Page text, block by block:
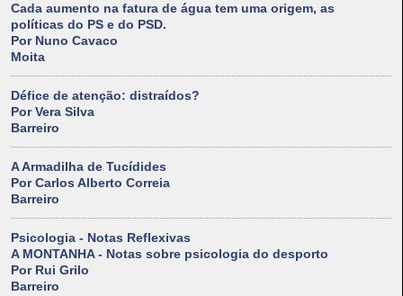
Cada aumento na fatura de água tem uma origem, as
políticas do PS e do PSD.
Por Nuno Cavaco
Moita
Défice de atenção: distraídos?
Por Vera Silva
Barreiro
A Armadilha de Tucídides
Por Carlos Alberto Correia
Barreiro
Psicologia - Notas Reflexivas
A MONTANHA - Notas sobre psicologia do desporto
Por Rui Grilo
Barreiro